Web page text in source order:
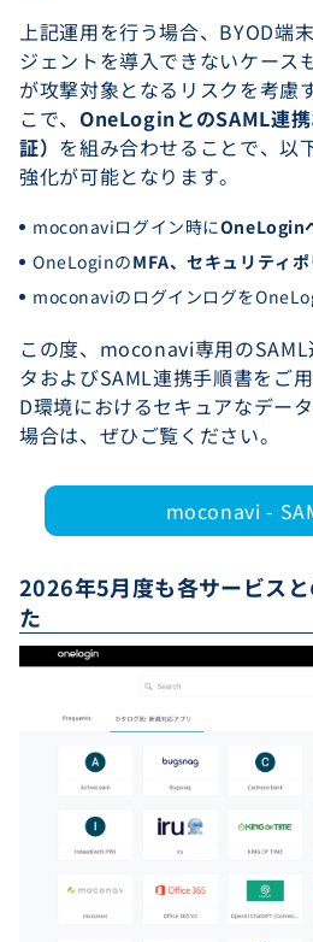
上記運用を行う場合、BYOD端
ジェントを導入できないケー
が攻撃対象となるリスクを考慮
こで、 OneLoginとのSAML連
証） を組み合わせることで、以
強化が可能となります。
moconaviログイン時にOneLogin
OneLoginのMFA、セキュリティ
moconaviのログインログを
この度、moconavi専用の
タおよびSAML連携手順書をご
D環境におけるセキュアなデー
場合は、ぜひご覧ください。
moconavi -
2026年5月度も各サービス
た